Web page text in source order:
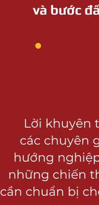
và bước
Lời khuyên
các chuyên
hướng
những chiến
cần chuẩn bị